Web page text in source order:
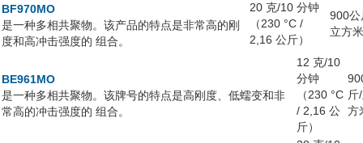
BF970MO
是一种多相共聚物。该产品的特点是非常高的刚
度和高冲击强度的 组合。
20 克/10 分钟
（230 °C /
2,16 公斤）
900公
立方米
BE961MO
是一种多相共聚物。该牌号的特点是高刚度、低蠕变和非
常高的冲击强度的 组合。
12 克/10
分钟
（230 °C
/ 2,16 公
斤）
斤
方